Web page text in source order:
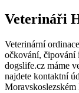
Veterináři
Veterinární
očkování, čipování
dogslife.cz máme
najdete kontaktní